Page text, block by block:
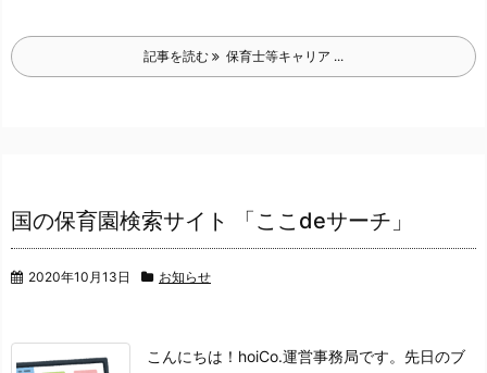
記事を読む 保育士等キャリア ...
国の保育園検索サイト 「ここdeサーチ」
2020年10月13日 お知らせ
こんにちは！hoiCo.運営事務局です。 先日のブ